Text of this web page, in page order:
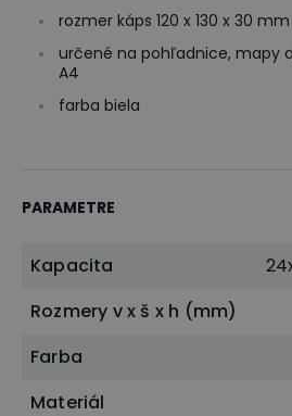
rozmer káps 120 x 130 x 30 mm
určené na pohľadnice, mapy
A4
farba biela
PARAMETRE
Kapacita
Rozmery v x š x h (mm)
Farba
Materiál